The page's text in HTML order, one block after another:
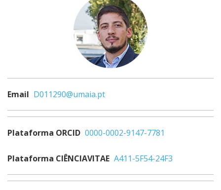
Email D011290@umaia.pt
Plataforma ORCID 0000-0002-9147-7781
Plataforma CIÊNCIAVITAE A411-5F54-24F3